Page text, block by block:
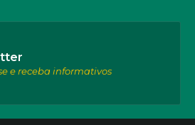
e receba informativos